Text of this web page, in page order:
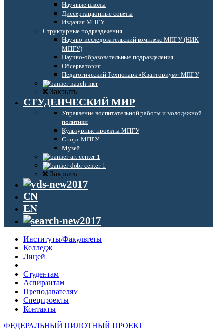
Научные школы
Диссертационные советы
Издания МПГУ
Структурные подразделения
Научно-исследовательский комплекс МПГУ (НИК
МПГУ)
Научно-образовательные подразделения
Обсерватория
Педагогический Технопарк «Кванториум» МПГУ
Закрыть
СТУДЕНЧЕСКИЙ МИР
Управление воспитательной работы и молодежной
политики
Культурные проекты МПГУ
Спорт МПГУ
Музей
Закрыть
CN
EN
Институты/Факультеты
Колледж
Лицей
|
Студентам
Аспирантам
Преподавателям
Спецпроекты
Контакты
ФЕДЕРАЛЬНЫЙ ПИЛОТНЫЙ ПРОЕКТ